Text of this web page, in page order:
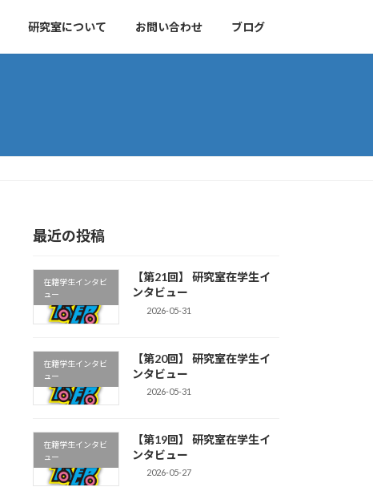
研究室について お問い合わせ ブログ
最近の投稿
在籍学生インタビ
ュー
【第21回】 研究室在学生イ
ンタビュー
2026-05-31
在籍学生インタビ
ュー
【第20回】 研究室在学生イ
ンタビュー
2026-05-31
在籍学生インタビ
ュー
【第19回】 研究室在学生イ
ンタビュー
2026-05-27